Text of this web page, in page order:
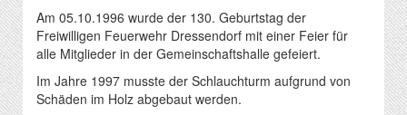
Am 05.10.1996 wurde der 130. Geburtstag der
Freiwilligen Feuerwehr Dressendorf mit einer Feier für
alle Mitglieder in der Gemeinschaftshalle gefeiert.
Im Jahre 1997 musste der Schlauchturm aufgrund von
Schäden im Holz abgebaut werden.